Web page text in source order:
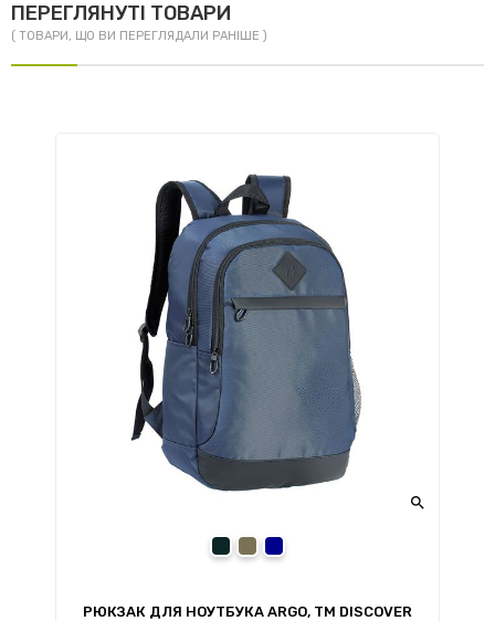
ПЕРЕГЛЯНУТІ ТОВАРИ
( ТОВАРИ, ЩО ВИ ПЕРЕГЛЯДАЛИ РАНІШЕ )

РЮКЗАК ДЛЯ НОУТБУКА ARGO, ТМ DISCOVER